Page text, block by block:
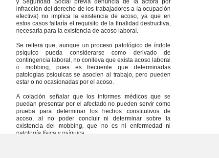
infracción del derecho de los trabajadores a la ocupación
efectiva) no implica la existencia de acoso, ya que en
estos casos faltaría el requisito de la finalidad destructiva,
necesaria para la existencia de acoso laboral.
Se reitera que, aunque un proceso patológico de índole
psíquico pueda considerarse como derivado de
contingencia laboral, no conlleva que exista acoso laboral
o mobbing, pues es frecuente que determinadas
patologías psíquicas se asocien al trabajo, pero pueden
estar o no ocasionadas por el acoso.
A colación señalar que los informes médicos que se
puedan presentar por el afectado no pueden servir como
prueba para determinar los hechos constitutivos de
acoso, al no poder concluir ni determinar sobre la
existencia del mobbing, que no es ni enfermedad ni
patología física y psíquica.